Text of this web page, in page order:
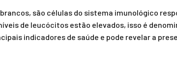
são células do sistema imunológico
de leucócitos estão elevados, isso é
indicadores de saúde e pode revelar a